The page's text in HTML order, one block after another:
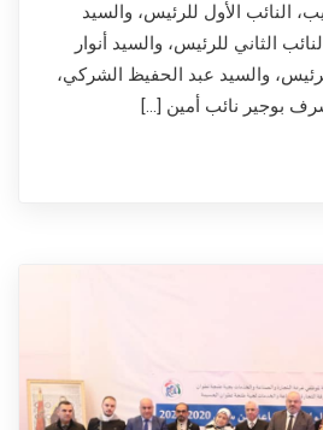
النائب الأول للرئيس، والسيد
الثاني للرئيس، والسيد أنوار
والسيد عبد الحفيظ الشركي،
بوجير نائب أمين […]